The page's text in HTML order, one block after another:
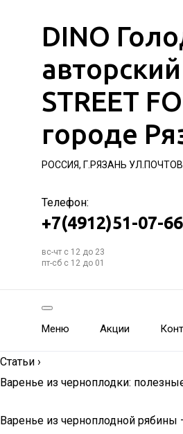
DINO
авторский
STREET
городе
РОССИЯ, Г.РЯЗАНЬ
Телефон:
+7(4912)51-07-66
вс-чт с 12 до 23
пт-сб с 12 до 01
Меню Акции
Статьи ›
Варенье из черноплодки:
Варенье из черноплодной рябины